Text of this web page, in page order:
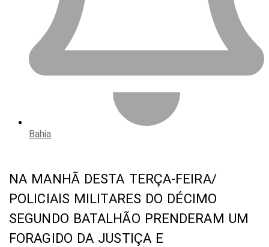
Bahia
NA MANHÃ DESTA TERÇA-FEIRA/
POLICIAIS MILITARES DO DÉCIMO
SEGUNDO BATALHÃO PRENDERAM UM
FORAGIDO DA JUSTIÇA E